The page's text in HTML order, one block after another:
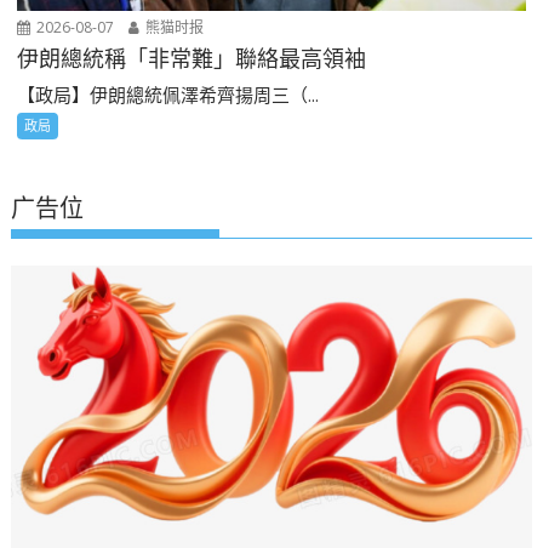
2026-08-07 熊猫时报
伊朗總統稱「非常難」聯絡最高領袖
【政局】伊朗總統佩澤希齊揚周三（...
政局
广告位